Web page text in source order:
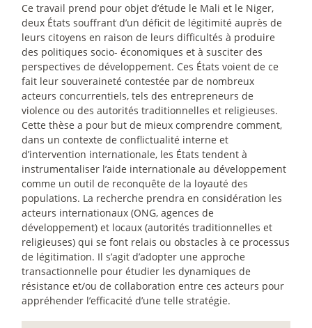
Ce travail prend pour objet d’étude le Mali et le Niger,
deux États souffrant d’un déficit de légitimité auprès de
leurs citoyens en raison de leurs difficultés à produire
des politiques socio- économiques et à susciter des
perspectives de développement. Ces États voient de ce
fait leur souveraineté contestée par de nombreux
acteurs concurrentiels, tels des entrepreneurs de
violence ou des autorités traditionnelles et religieuses.
Cette thèse a pour but de mieux comprendre comment,
dans un contexte de conflictualité interne et
d’intervention internationale, les États tendent à
instrumentaliser l’aide internationale au développement
comme un outil de reconquête de la loyauté des
populations. La recherche prendra en considération les
acteurs internationaux (ONG, agences de
développement) et locaux (autorités traditionnelles et
religieuses) qui se font relais ou obstacles à ce processus
de légitimation. Il s’agit d’adopter une approche
transactionnelle pour étudier les dynamiques de
résistance et/ou de collaboration entre ces acteurs pour
appréhender l’efficacité d’une telle stratégie.